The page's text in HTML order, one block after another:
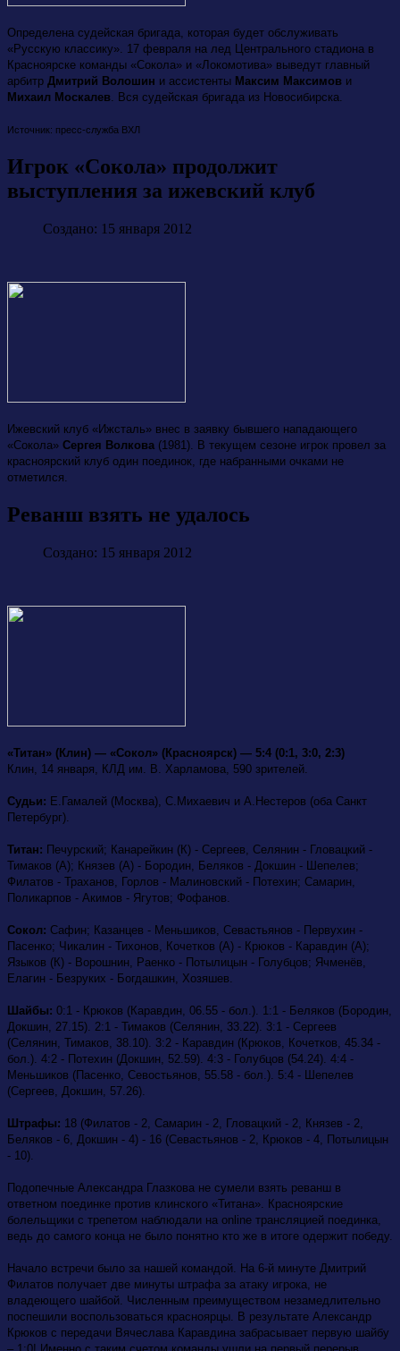
Определена судейская бригада, которая будет обслуживать
«Русскую классику». 17 февраля на лед Центрального стадиона в
Красноярске команды «Сокола» и «Локомотива» выведут главный
арбитр Дмитрий Волошин и ассистенты Максим Максимов и
Михаил Москалев . Вся судейская бригада из Новосибирска.
Источник: пресс-служба ВХЛ
Игрок «Сокола» продолжит
выступления за ижевский клуб
Создано: 15 января 2012
Ижевский клуб «Ижсталь» внес в заявку бывшего нападающего
«Сокола» Сергея Волкова (1981). В текущем сезоне игрок провел за
красноярский клуб один поединок, где набранными очками не
отметился.
Реванш взять не удалось
Создано: 15 января 2012
«Титан» (Клин) — «Сокол» (Красноярск) — 5:4 (0:1, 3:0, 2:3)
Клин, 14 января, КЛД им. В. Харламова, 590 зрителей.
Судьи: Е.Гамалей (Москва), С.Михаевич и А.Нестеров (оба Санкт
Петербург).
Титан: Печурский; Канарейкин (К) - Сергеев, Селянин - Гловацкий -
Тимаков (А); Князев (А) - Бородин, Беляков - Докшин - Шепелев;
Филатов - Траханов, Горлов - Малиновский - Потехин; Самарин,
Поликарпов - Акимов - Ягутов; Фофанов.
Сокол: Сафин; Казанцев - Меньшиков, Севастьянов - Первухин -
Пасенко; Чикалин - Тихонов, Кочетков (А) - Крюков - Каравдин (А);
Языков (К) - Ворошнин, Раенко - Потылицын - Голубцов; Ячменёв,
Елагин - Безруких - Богдашкин, Хозяшев.
Шайбы: 0:1 - Крюков (Каравдин, 06.55 - бол.). 1:1 - Беляков (Бородин,
Докшин, 27.15). 2:1 - Тимаков (Селянин, 33.22). 3:1 - Сергеев
(Селянин, Тимаков, 38.10). 3:2 - Каравдин (Крюков, Кочетков, 45.34 -
бол.). 4:2 - Потехин (Докшин, 52.59). 4:3 - Голубцов (54.24). 4:4 -
Меньшиков (Пасенко, Севостьянов, 55.58 - бол.). 5:4 - Шепелев
(Сергеев, Докшин, 57.26).
Штрафы: 18 (Филатов - 2, Самарин - 2, Гловацкий - 2, Князев - 2,
Беляков - 6, Докшин - 4) - 16 (Севастьянов - 2, Крюков - 4, Потылицын
- 10).
Подопечные Александра Глазкова не сумели взять реванш в
ответном поединке против клинского «Титана». Красноярские
болельщики с трепетом наблюдали на online трансляцией поединка,
ведь до самого конца не было понятно кто же в итоге одержит победу.
Начало встречи было за нашей командой. На 6-й минуте Дмитрий
Филатов получает две минуты штрафа за атаку игрока, не
владеющего шайбой. Численным преимуществом незамедлительно
поспешили воспользоваться красноярцы. В результате Александр
Крюков с передачи Вячеслава Каравдина забрасывает первую шайбу
– 1:0! Именно с таким счетом команды ушли на первый перерыв.